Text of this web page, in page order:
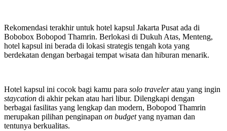
Rekomendasi terakhir untuk hotel kapsul Jakarta Pusat ada di
Bobobox Bobopod Thamrin. Berlokasi di Dukuh Atas, Menteng,
hotel kapsul ini berada di lokasi strategis tengah kota yang
berdekatan dengan berbagai tempat wisata dan hiburan menarik.
Hotel kapsul ini cocok bagi kamu para solo traveleratau yang ingin
staycation di akhir pekan atau hari libur. Dilengkapi dengan
berbagai fasilitas yang lengkap dan modern, Bobopod Thamrin
merupakan pilihan penginapan on budgetyang nyaman dan
tentunya berkualitas.